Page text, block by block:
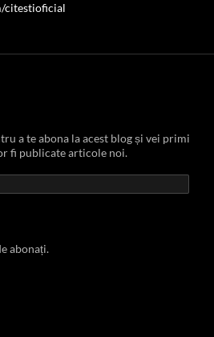
citestioficial
a te abona la acest blog și vei primi
fi publicate articole noi.
abonați.